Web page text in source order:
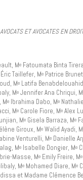
ET AVOCATES EN
Me Fatoumata Binta
Taillefer, Me Patrice
Me Latifa
Me Jennifer Ana Chriqui, M
Me Ibrahima Dabo, Me
Me Carole Fiore, Me Alex
Me Gisela Barraza, Me
Giroux, Me Walid Ayadi, M
Venturelli, Me Danielle
Me Isabelle Dongier, Me
Masse, Me Emily Freire, Me
Me Mohamed Diare, Me
et Madame Clémence